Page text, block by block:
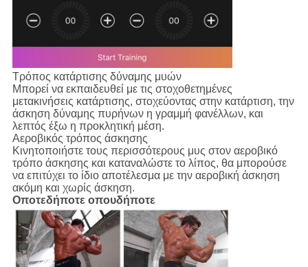
Τρόπος κατάρτισης δύναμης μυών
Μπορεί να εκπαιδευθεί με τις στοχοθετημένες
μετακινήσεις κατάρτισης, στοχεύοντας στην κατάρτιση, την
άσκηση δύναμης πυρήνων η γραμμή φανέλλων, και
λεπτός έξω η προκλητική μέση.
Αεροβικός τρόπος άσκησης
Κινητοποιήστε τους περισσότερους μυς στον αεροβικό
τρόπο άσκησης και καταναλώστε το λίπος, θα μπορούσε
να επιτύχει το ίδιο αποτέλεσμα με την αεροβική άσκηση
ακόμη και χωρίς άσκηση.
Οποτεδήποτε οπουδήποτε